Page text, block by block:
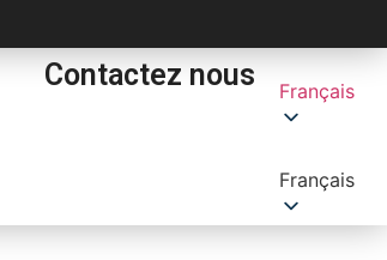
Contactez nous Français
Français